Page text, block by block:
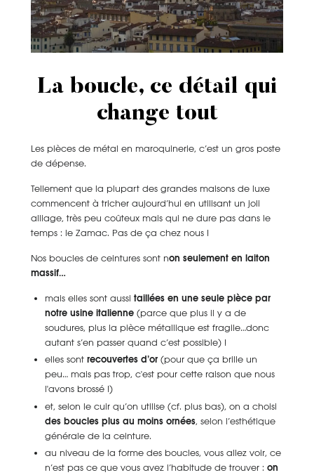
La boucle, ce détail qui
change tout
Les pièces de métal en maroquinerie, c’est un gros poste
de dépense.
Tellement que la plupart des grandes maisons de luxe
commencent à tricher aujourd’hui en utilisant un joli
alliage, très peu coûteux mais qui ne dure pas dans le
temps : le Zamac. Pas de ça chez nous !
Nos boucles de ceintures sont non seulement en laiton
massif…
mais elles sont aussi taillées en une seule pièce par
notre usine italienne (parce que plus il y a de
soudures, plus la pièce métallique est fragile…donc
autant s’en passer quand c’est possible) !
elles sontrecouvertes d’or (pour que ça brille un
peu… mais pas trop, c'est pour cette raison que nous
l'avons brossé !)
et, selon le cuir qu’on utilise (cf. plus bas), on a choisi
des boucles plus au moins ornées, selon l’esthétique
générale de la ceinture.
au niveau de la forme des boucles, vous allez voir, ce
n’est pas ce que vous avez l’habitude de trouver :on